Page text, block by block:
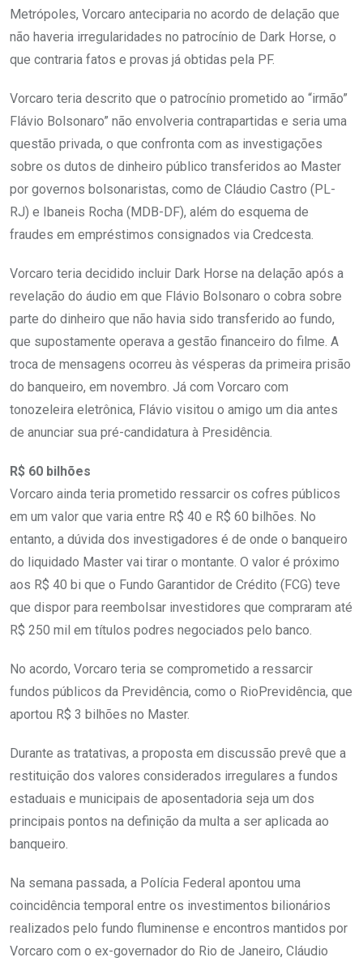
Metrópoles, Vorcaro anteciparia no acordo de delação que
não haveria irregularidades no patrocínio de Dark Horse, o
que contraria fatos e provas já obtidas pela PF.
Vorcaro teria descrito que o patrocínio prometido ao “irmão”
Flávio Bolsonaro” não envolveria contrapartidas e seria uma
questão privada, o que confronta com as investigações
sobre os dutos de dinheiro público transferidos ao Master
por governos bolsonaristas, como de Cláudio Castro (PL-
RJ) e Ibaneis Rocha (MDB-DF), além do esquema de
fraudes em empréstimos consignados via Credcesta.
Vorcaro teria decidido incluir Dark Horse na delação após a
revelação do áudio em que Flávio Bolsonaro o cobra sobre
parte do dinheiro que não havia sido transferido ao fundo,
que supostamente operava a gestão financeiro do filme. A
troca de mensagens ocorreu às vésperas da primeira prisão
do banqueiro, em novembro. Já com Vorcaro com
tonozeleira eletrônica, Flávio visitou o amigo um dia antes
de anunciar sua pré-candidatura à Presidência.
R$ 60 bilhões
Vorcaro ainda teria prometido ressarcir os cofres públicos
em um valor que varia entre R$ 40 e R$ 60 bilhões. No
entanto, a dúvida dos investigadores é de onde o banqueiro
do liquidado Master vai tirar o montante. O valor é próximo
aos R$ 40 bi que o Fundo Garantidor de Crédito (FCG) teve
que dispor para reembolsar investidores que compraram até
R$ 250 mil em títulos podres negociados pelo banco.
No acordo, Vorcaro teria se comprometido a ressarcir
fundos públicos da Previdência, como o RioPrevidência, que
aportou R$ 3 bilhões no Master.
Durante as tratativas, a proposta em discussão prevê que a
restituição dos valores considerados irregulares a fundos
estaduais e municipais de aposentadoria seja um dos
principais pontos na definição da multa a ser aplicada ao
banqueiro.
Na semana passada, a Polícia Federal apontou uma
coincidência temporal entre os investimentos bilionários
realizados pelo fundo fluminense e encontros mantidos por
Vorcaro com o ex-governador do Rio de Janeiro, Cláudio